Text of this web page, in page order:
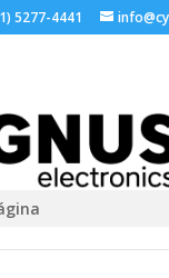
5277-4441